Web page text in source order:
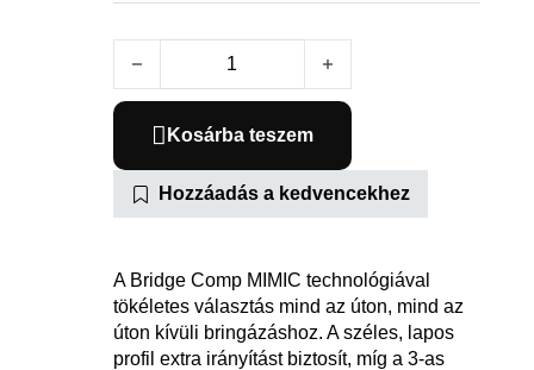
Kosárba teszem
Hozzáadás a kedvencekhez
A Bridge Comp MIMIC technológiával
tökéletes választás mind az úton, mind az
úton kívüli bringázáshoz. A széles, lapos
profil extra irányítást biztosít, míg a 3-as